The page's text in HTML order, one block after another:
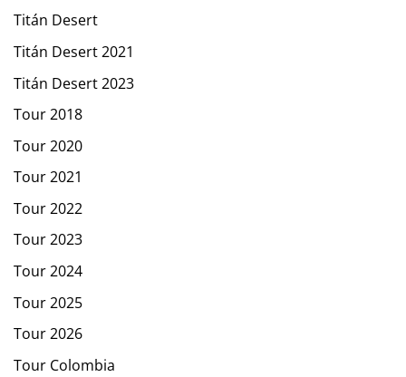
Titán Desert
Titán Desert 2021
Titán Desert 2023
Tour 2018
Tour 2020
Tour 2021
Tour 2022
Tour 2023
Tour 2024
Tour 2025
Tour 2026
Tour Colombia